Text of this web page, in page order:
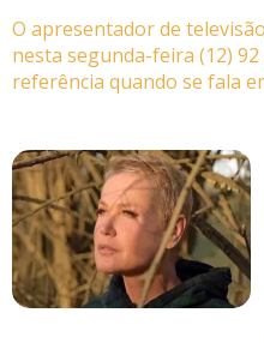
O apresentador de
nesta segunda-feira (12)
referência quando se fala